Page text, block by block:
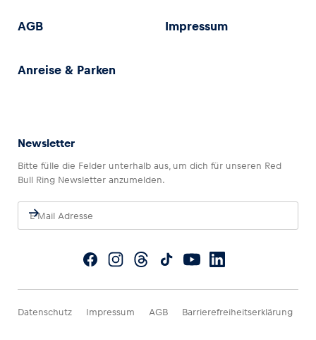
AGB Impressum
Anreise & Parken
Newsletter
Bitte fülle die Felder unterhalb aus, um dich für unseren Red
Bull Ring Newsletter anzumelden.
Datenschutz Impressum AGB Barrierefreiheitserklärung